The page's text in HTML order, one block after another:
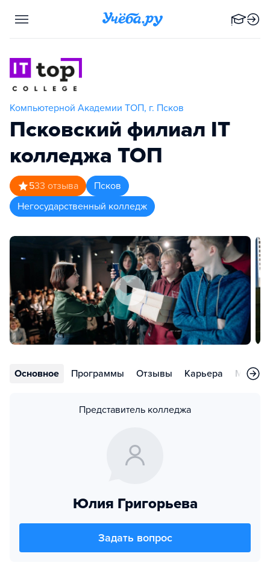
Компьютерной Академии TOП, г. Псков
Псковский филиал IT
колледжа TOП
533 отзыва
Псков
Негосударственный колледж
Основное Программы Отзывы Карьера
Представитель колледжа
Юлия Григорьева
Задать вопрос